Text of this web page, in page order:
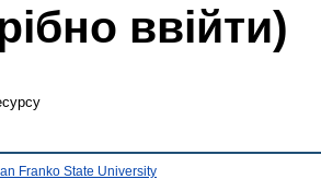
ввійти)
Franko State University